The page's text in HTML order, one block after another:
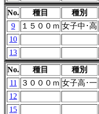
No. 種目 種別
9
１５００ｍ 女子中･高
10
13
No. 種目 種別
11
３０００ｍ 女子高･一
12
15